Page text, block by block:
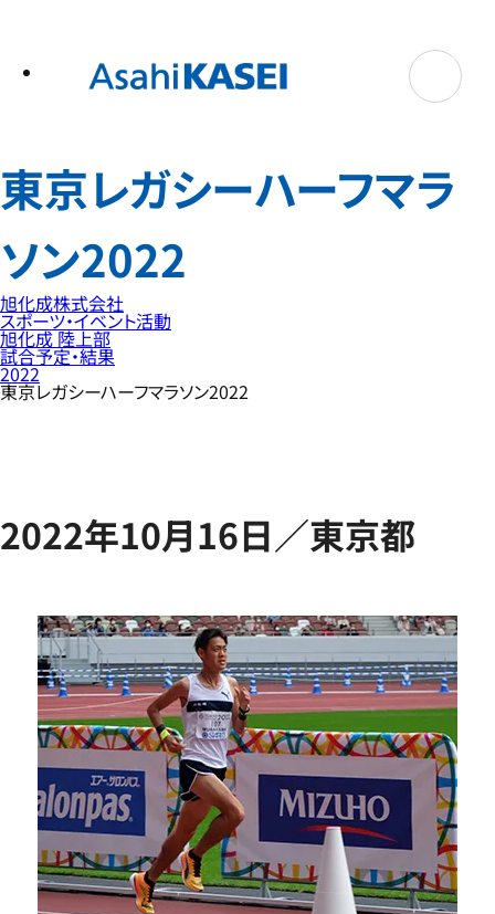
東京レガシーハーフマラ
ソン2022
旭化成株式会社
スポーツ・イベント活動
旭化成 陸上部
試合予定・結果
2022
東京レガシーハーフマラソン2022
2022年10月16日／東京都